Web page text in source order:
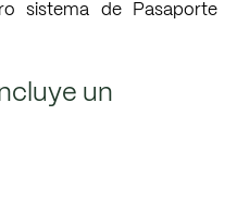
sistema de Pasaporte
un